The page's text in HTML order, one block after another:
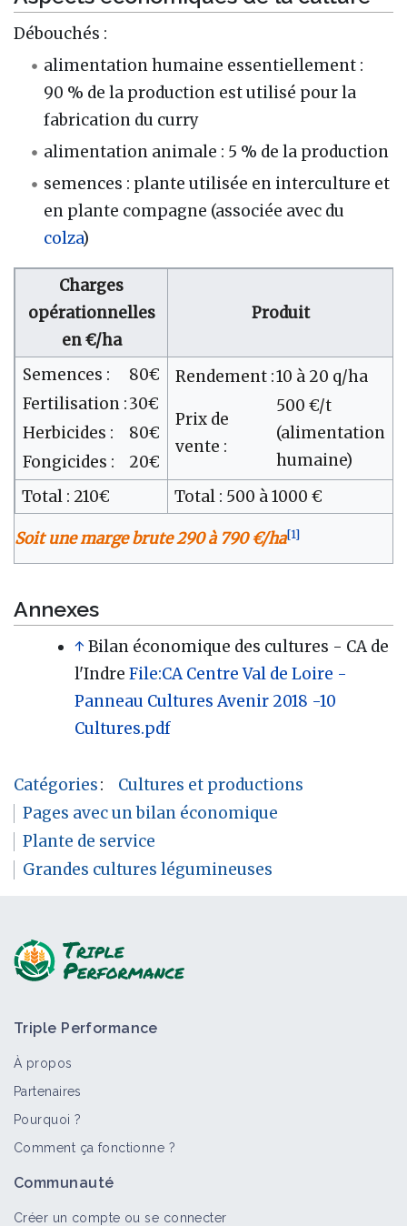
Débouchés :
alimentation humaine essentiellement :
90 % de la production est utilisé pour la
fabrication du curry
alimentation animale : 5 % de la production
semences : plante utilisée en interculture et
en plante compagne (associée avec du
colza)
Soit une marge brute 290 à 790 €/ha[1]
Charges
opérationnelles
en €/ha
Produit
Semences :
80€
Fertilisation :30€
Herbicides :
80€
Fongicides :
20€
Rendement :10 à 20 q/ha
Prix de
vente :
500 €/t
(alimentation
humaine)
Total : 210€
Total : 500 à 1000 €
Annexes
↑Bilan économique des cultures - CA de
l'IndreFile:CA Centre Val de Loire -
Panneau Cultures Avenir 2018 -10
Cultures.pdf
Catégories:
Cultures et productions
Pages avec un bilan économique
Plante de service
Grandes cultures légumineuses
Triple Performance
À propos
Partenaires
Pourquoi ?
Comment ça fonctionne ?
Communauté
Créer un compte ou se connecter